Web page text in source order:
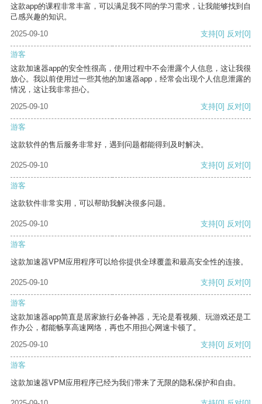
这款app的课程非常丰富，可以满足我不同的学习需求，让我能够找到自
己感兴趣的知识。
2025-09-10
支持[0] 反对[0]
游客
这款加速器app的安全性很高，使用过程中不会泄露个人信息，这让我很
放心。我以前使用过一些其他的加速器app，经常会出现个人信息泄露的
情况，这让我非常担心。
2025-09-10
支持[0] 反对[0]
游客
这款软件的售后服务非常好，遇到问题都能得到及时解决。
2025-09-10 支持[0] 反对[0]
游客
这款软件非常实用，可以帮助我解决很多问题。
2025-09-10 支持[0] 反对[0]
游客
这款加速器VPM应用程序可以给你提供全球覆盖和最高安全性的连接。
2025-09-10 支持[0] 反对[0]
游客
这款加速器app简直是居家旅行必备神器，无论是看视频、玩游戏还是工
作办公，都能畅享高速网络，再也不用担心网速卡顿了。
2025-09-10
支持[0] 反对[0]
游客
这款加速器VPM应用程序已经为我们带来了无限的隐私保护和自由。